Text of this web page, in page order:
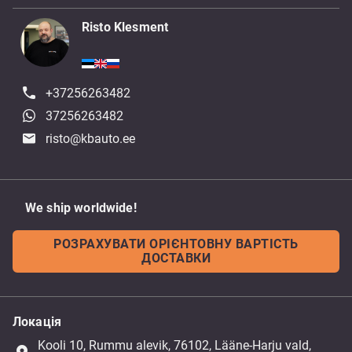
Risto Klesment
+37256263482
37256263482
risto@kbauto.ee
We ship worldwide!
РОЗРАХУВАТИ ОРІЄНТОВНУ ВАРТІСТЬ
ДОСТАВКИ
Локація
Kooli 10, Rummu alevik, 76102, Lääne-Harju vald,